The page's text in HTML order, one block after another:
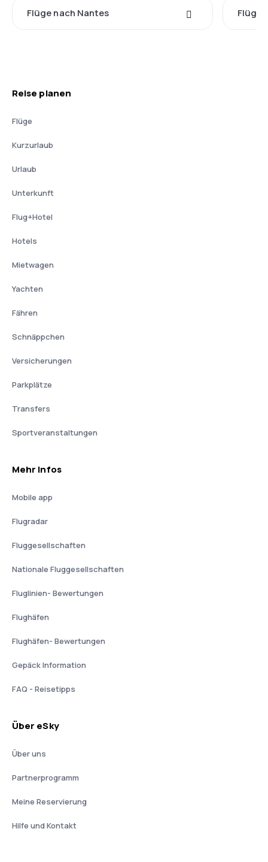
Flüge nach Nantes Flüge
Reise planen
Flüge
Kurzurlaub
Urlaub
Unterkunft
Flug+Hotel
Hotels
Mietwagen
Yachten
Fähren
Schnäppchen
Versicherungen
Parkplätze
Transfers
Sportveranstaltungen
Mehr Infos
Mobile app
Flugradar
Fluggesellschaften
Nationale Fluggesellschaften
Fluglinien- Bewertungen
Flughäfen
Flughäfen- Bewertungen
Gepäck Information
FAQ - Reisetipps
Über eSky
Über uns
Partnerprogramm
Meine Reservierung
Hilfe und Kontakt